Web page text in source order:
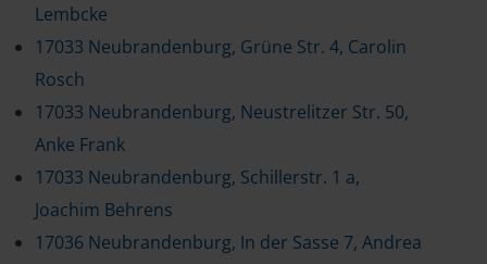
Lembcke
17033 Neubrandenburg, Grüne Str. 4, Carolin
Rosch
17033 Neubrandenburg, Neustrelitzer Str. 50,
Anke Frank
17033 Neubrandenburg, Schillerstr. 1 a,
Joachim Behrens
17036 Neubrandenburg, In der Sasse 7, Andrea